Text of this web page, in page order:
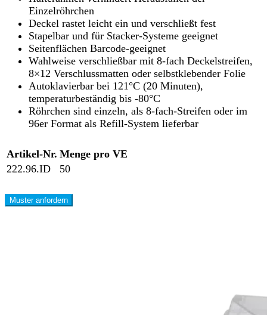
Einzelröhrchen
Deckel rastet leicht ein und verschließt fest
Stapelbar und für Stacker-Systeme geeignet
Seitenflächen Barcode-geeignet
Wahlweise verschließbar mit 8-fach Deckelstreifen,
8×12 Verschlussmatten oder selbstklebender Folie
Autoklavierbar bei 121°C (20 Minuten),
temperaturbeständig bis -80°C
Röhrchen sind einzeln, als 8-fach-Streifen oder im
96er Format als Refill-System lieferbar
Artikel-Nr. Menge pro VE
222.96.ID
50
Muster anfordern